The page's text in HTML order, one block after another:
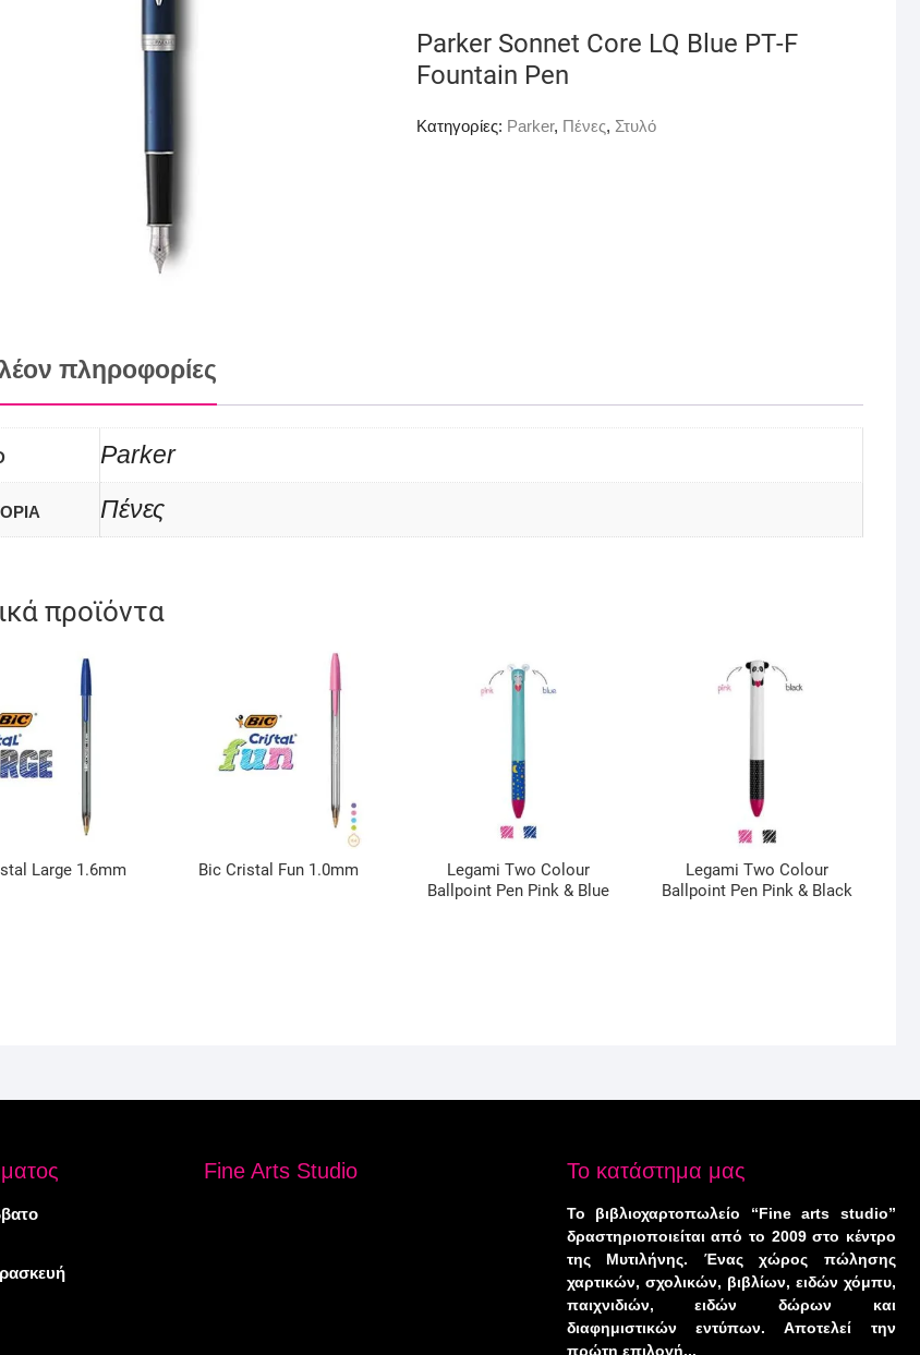
Parker Sonnet Core LQ Blue ΡΤ-F
Fountain Pen
Κατηγορίες: Parker, Πένες, Στυλό
πληροφορίες
Parker
Πένες
προϊόντα
Large 1.6mm Bic Cristal Fun 1.0mm
Legami Two Colour
Ballpoint Pen Pink & Blue
Legami Two Colour
Ballpoint Pen Pink & Black
Fine Arts Studio Το κατάστημα μας
Το βιβλιοχαρτοπωλείο “Fine arts studio”
δραστηριοποιείται από το 2009 στο κέντρο
της Μυτιλήνης. Ένας χώρος πώλησης
χαρτικών, σχολικών, βιβλίων, ειδών χόμπυ,
παιχνιδιών, ειδών δώρων και
διαφημιστικών εντύπων. Αποτελεί την
πρώτη επιλογή...